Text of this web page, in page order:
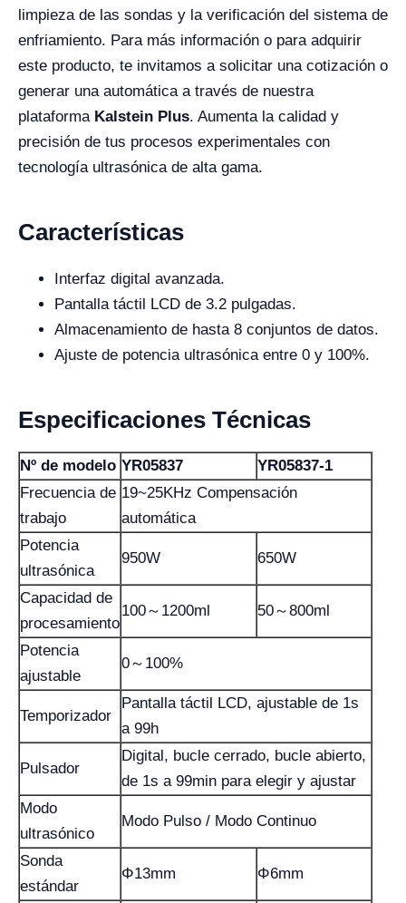
limpieza de las sondas y la verificación del sistema de
enfriamiento. Para más información o para adquirir
este producto, te invitamos a solicitar una cotización o
generar una automática a través de nuestra
plataforma Kalstein Plus. Aumenta la calidad y
precisión de tus procesos experimentales con
tecnología ultrasónica de alta gama.
Características
Interfaz digital avanzada.
Pantalla táctil LCD de 3.2 pulgadas.
Almacenamiento de hasta 8 conjuntos de datos.
Ajuste de potencia ultrasónica entre 0 y 100%.
Especificaciones Técnicas
Nº de modelo YR05837
YR05837-1
Frecuencia de
trabajo
19~25KHz Compensación
automática
Potencia
ultrasónica
950W 650W
Capacidad de
procesamiento
100～1200ml 50～800ml
Potencia
ajustable
0～100%
Temporizador
Pantalla táctil LCD, ajustable de 1s
a 99h
Pulsador
Digital, bucle cerrado, bucle abierto,
de 1s a 99min para elegir y ajustar
Modo
ultrasónico
Modo Pulso / Modo Continuo
Sonda
estándar
Φ13mm Φ6mm